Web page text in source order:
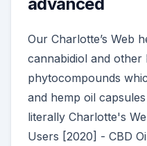
Our Charlotte’s Web
cannabidiol and other
phytocompounds
and hemp oil
literally Charlotte's
Users [2020] - CBD